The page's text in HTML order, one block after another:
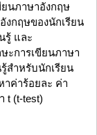
นภาษาอังกฤษ
งกฤษของนักเรียน
รู้ และ
ะการเขียนภาษา
สำหรับนักเรียน
ค่าร้อยละ ค่า
t (t-test)